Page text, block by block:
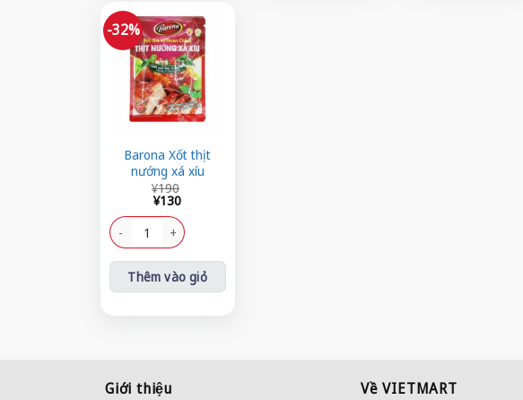
-32%
Barona Xốt thịt
nướng xá xíu
¥190
¥190.
¥130
tại
là:
¥130.
Barona Xốt thịt nướng xá xíu số lượng
Thêm vào giỏ
Giới thiệu Về VIETMART